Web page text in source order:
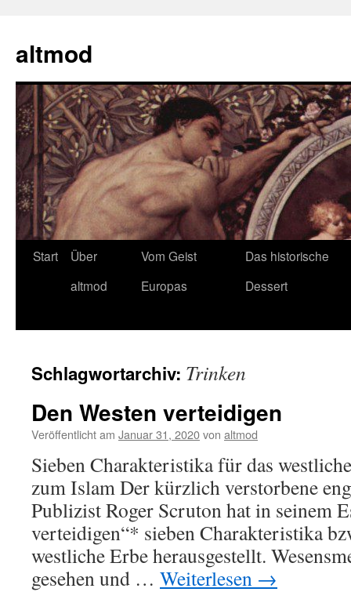
springen
altmod
Start
Über
altmod
Vom Geist
Europas
Das historische
Dessert
Schlagwortarchiv: Trinken
Den Westen verteidigen
Veröffentlicht am Januar 31, 2020von altmod
Sieben Charakteristika für das
zum Islam Der kürzlich verstorbene
Publizist Roger Scruton hat in seinem
verteidigen“* sieben Charakteristika
westliche Erbe herausgestellt.
gesehen und … Weiterlesen →